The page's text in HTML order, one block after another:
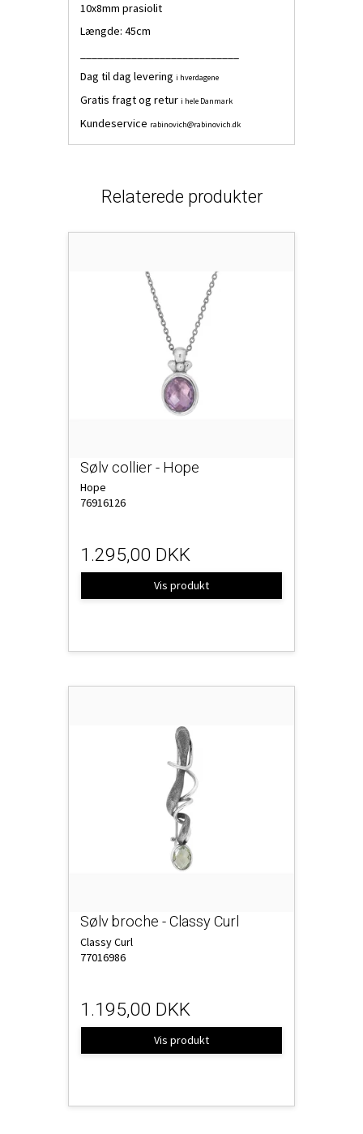
10x8mm prasiolit
Længde: 45cm
Dag til dag levering i hverdagene
Gratis fragt og retur i hele Danmark
Kundeservice rabinovich@rabinovich.dk
Relaterede produkter
Sølv collier - Hope
Hope
76916126
1.295,00 DKK
Vis produkt
Sølv broche - Classy Curl
Classy Curl
77016986
1.195,00 DKK
Vis produkt